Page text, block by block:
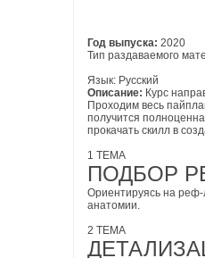
Год выпуска: 2020
Тип раздаваемого
Язык: Русский
Описание: Курс
Проходим весь
получится
прокачать скилл в
1 ТЕМА
ПОДБОР
Ориентируясь на реф-
анатомии.
2 ТЕМА